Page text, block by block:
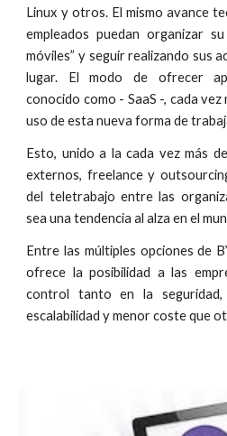
Linux y otros. El mismo avance
empleados puedan organizar
móviles” y seguir realizando sus
lugar. El modo de ofrecer
conocido como - SaaS -, cada
uso de esta nueva forma de
Esto, unido a la cada vez más
externos, freelance y
del teletrabajo entre las
sea una tendencia al alza en el
Entre las múltiples opciones de
ofrece la posibilidad a las
control tanto en la seguridad,
escalabilidad y menor coste que